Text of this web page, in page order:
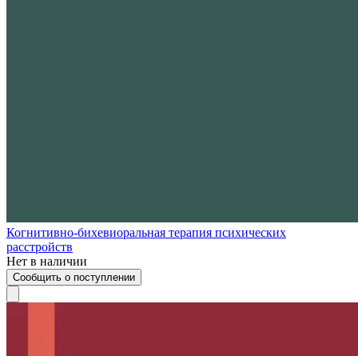
Когнитивно-бихевиоральная терапия психических
расстройств
Нет в наличии
Сообщить о поступлении